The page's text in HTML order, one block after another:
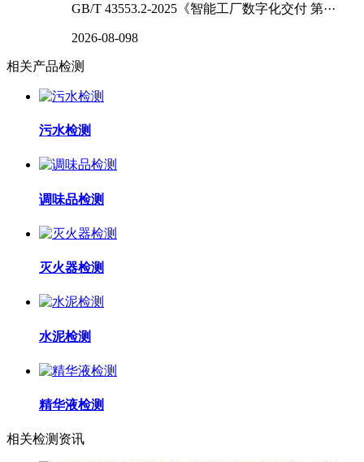
GB/T 43553.2-2025《智能工厂数字化交付 第···
2026-08-098
相关产品检测
污水检测
调味品检测
灭火器检测
水泥检测
精华液检测
相关检测资讯